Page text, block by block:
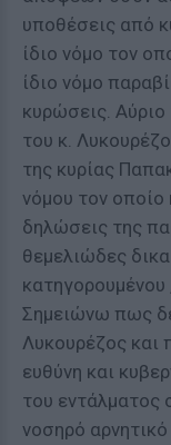
υποθέσεις από
ίδιο νόμο τον
ίδιο νόμο
κυρώσεις.
του κ.
της κυρίας
νόμου τον οποίο
δηλώσεις της
θεμελιώδες
κατηγορουμένου
Σημειώνω πως
Λυκουρέζος και
ευθύνη και
του εντάλματος
νοσηρό